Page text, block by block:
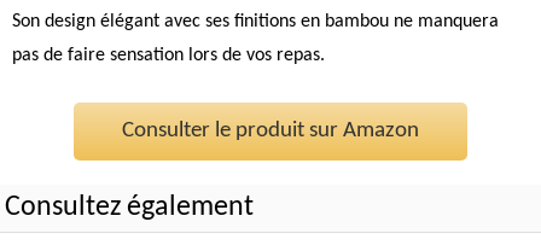
Son design élégant avec ses finitions en bambou ne manquera
pas de faire sensation lors de vos repas.
Consulter le produit sur Amazon
Consultez également